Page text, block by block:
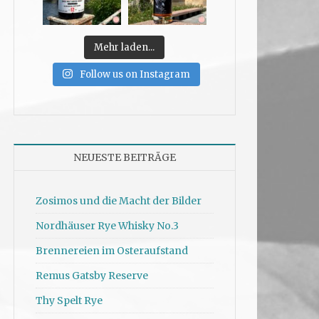
Mehr laden...
Follow us on Instagram
NEUESTE BEITRÄGE
Zosimos und die Macht der Bilder
Nordhäuser Rye Whisky No.3
Brennereien im Osteraufstand
Remus Gatsby Reserve
Thy Spelt Rye